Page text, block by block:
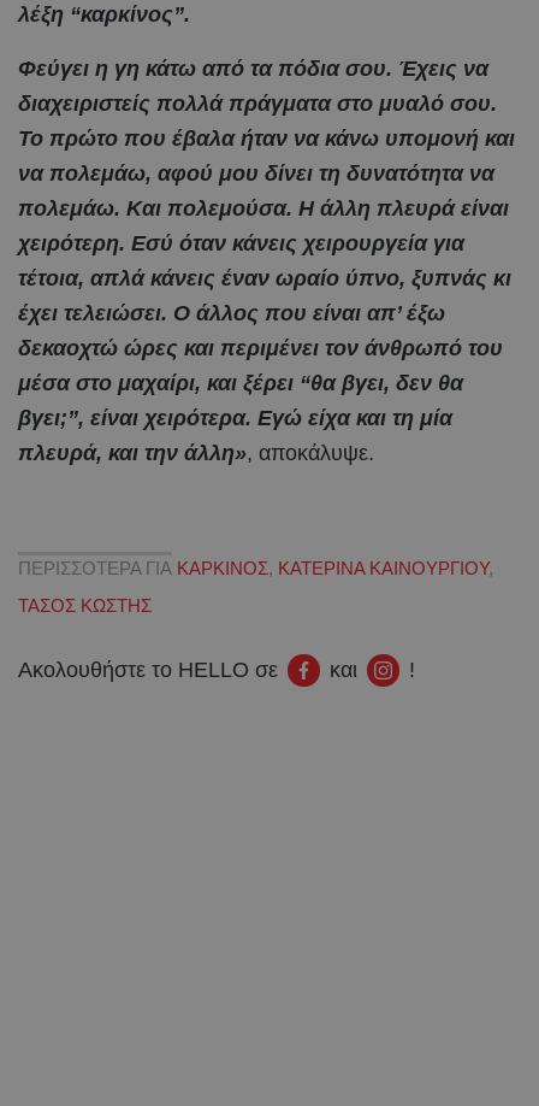
λέξη “καρκίνος”.
Φεύγει η γη κάτω από τα πόδια σου. Έχεις να
διαχειριστείς πολλά πράγματα στο μυαλό σου.
Το πρώτο που έβαλα ήταν να κάνω υπομονή και
να πολεμάω, αφού μου δίνει τη δυνατότητα να
πολεμάω. Και πολεμούσα. Η άλλη πλευρά είναι
χειρότερη. Εσύ όταν κάνεις χειρουργεία για
τέτοια, απλά κάνεις έναν ωραίο ύπνο, ξυπνάς κι
έχει τελειώσει. Ο άλλος που είναι απ’ έξω
δεκαοχτώ ώρες και περιμένει τον άνθρωπό του
μέσα στο μαχαίρι, και ξέρει “θα βγει, δεν θα
βγει;”, είναι χειρότερα. Εγώ είχα και τη μία
πλευρά, και την άλλη», αποκάλυψε.
ΠΕΡΙΣΣΟΤΕΡΑ ΓΙΑ ΚΑΡΚΙΝΟΣ, ΚΑΤΕΡΙΝΑ ΚΑΙΝΟΥΡΓΙΟΥ,
ΤΑΣΟΣ ΚΩΣΤΗΣ
Ακολουθήστε το HELLO σε και !